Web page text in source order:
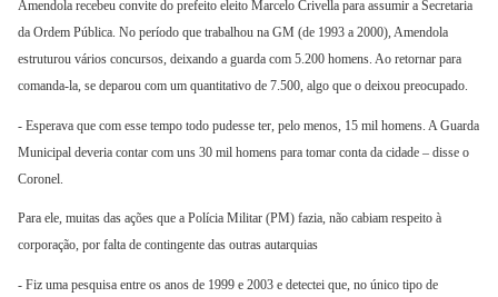
Amendola recebeu convite do prefeito eleito Marcelo Crivella para assumir a Secretaria
da Ordem Pública. No período que trabalhou na GM (de 1993 a 2000), Amendola
estruturou vários concursos, deixando a guarda com 5.200 homens. Ao retornar para
comanda-la, se deparou com um quantitativo de 7.500, algo que o deixou preocupado.
- Esperava que com esse tempo todo pudesse ter, pelo menos, 15 mil homens. A Guarda
Municipal deveria contar com uns 30 mil homens para tomar conta da cidade – disse o
Coronel.
Para ele, muitas das ações que a Polícia Militar (PM) fazia, não cabiam respeito à
corporação, por falta de contingente das outras autarquias
- Fiz uma pesquisa entre os anos de 1999 e 2003 e detectei que, no único tipo de